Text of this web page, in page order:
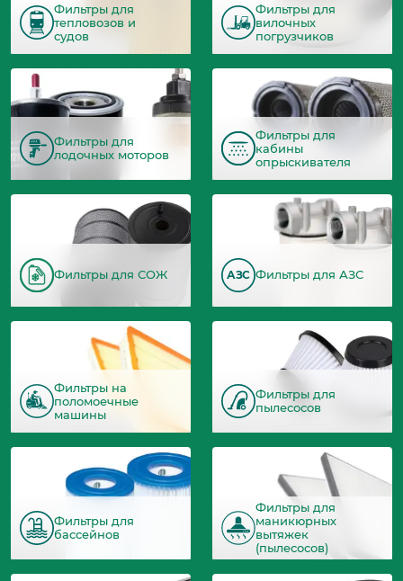
Фильтры для
тепловозов и
судов
Фильтры для
вилочных
погрузчиков
Фильтры для
лодочных моторов
Фильтры для
кабины
опрыскивателя
Фильтры для СОЖ АЗС Фильтры для АЗС
Фильтры на
поломоечные
машины
Фильтры для
пылесосов
Фильтры для
бассейнов
Фильтры для
маникюрных
вытяжек
(пылесосов)